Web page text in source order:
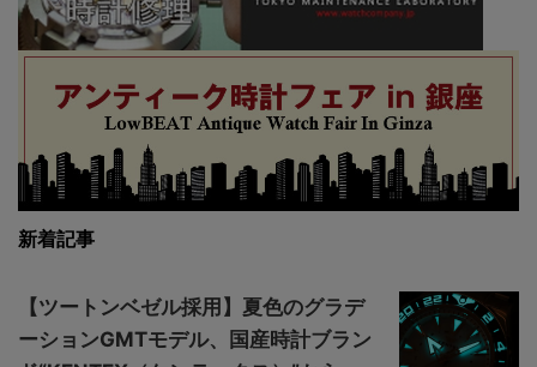
新着記事
【ツートンベゼル採用】夏色のグラデ
ーションGMTモデル、国産時計ブラン